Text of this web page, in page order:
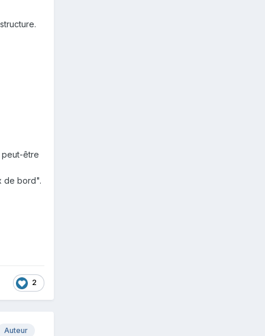
peut-être
de bord".
2
Auteur